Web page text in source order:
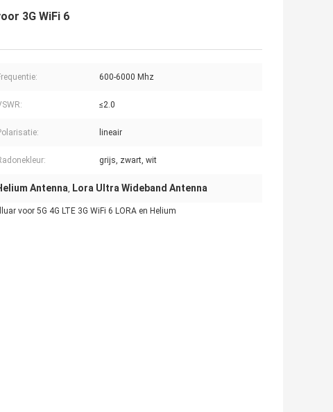
3G WiFi 6
600-6000 Mhz
≤2.0
lineair
grijs, zwart, wit
Antenna, Lora Ultra Wideband Antenna
voor 5G 4G LTE 3G WiFi 6 LORA en Helium